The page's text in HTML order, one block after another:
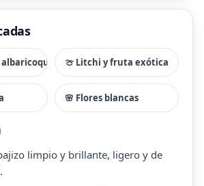
🍈 Litchi y fruta exótica
🌸 Flores blancas
limpio y brillante, ligero y de